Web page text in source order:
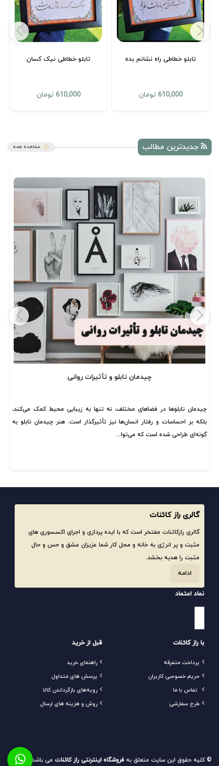
تابلو خطاطی راه نشانم بده
610,000 تومان
تابلو خطاطی نیک کسان
610,000 تومان
مشاهده همه
چیدمان تابلو و تأثیرات روانی
چیدمان تابلوها در فضاهای مختلف، نه تنها به زیبایی محیط کمک می‌کند،
بلکه بر احساسات و رفتار انسان‌ها نیز تأثیرگذار است. هنر چیدمان تابلو به
گونه‌ای طراحی شده است که می‌توا...
گالری راز کائنات
گالری رازکائنات مفتخر است که با ایده پردازی و اجرای اکسسوری های
مثبت و پر انرژی به خانه و محل کار شما عزیزان عشق و حس و حال
مثبت را هدیه بخشد.
ادامه
نماد اعتماد
قبل از خرید
راهنمای خرید
پرسش های متداول
رویه‌های بازگرداندن کالا
روش و هزینه های ارسال
با راز کائنات
پرداخت متفرقه
حریم خصوصی کاربران
تماس با ما
طرح سفارشی
© کلیه حقوق این سایت متعلق بهفروشگاه اینترنتی راز کائنات می باشد و هرگونه